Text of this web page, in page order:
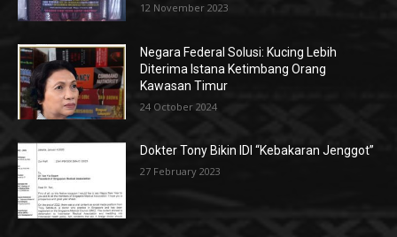
12 November 2023
Negara Federal Solusi: Kucing Lebih
Diterima Istana Ketimbang Orang
Kawasan Timur
24 October 2024
Dokter Tony Bikin IDI “Kebakaran Jenggot”
27 February 2023